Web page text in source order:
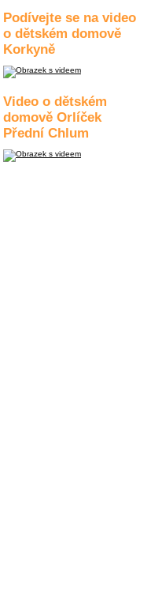
Podívejte se na video
o dětském domově
Korkyně
Video o dětském
domově Orlíček
Přední Chlum